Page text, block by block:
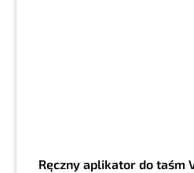
Ręczny aplikator do taśm